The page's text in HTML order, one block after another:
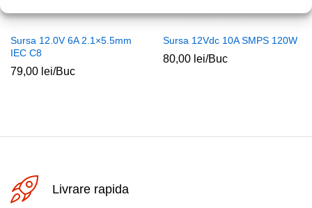
Sursa 12.0V 6A 2.1×5.5mm
IEC C8
79,00 lei/Buc
Sursa 12Vdc 10A SMPS 120W
80,00 lei/Buc
Livrare rapida